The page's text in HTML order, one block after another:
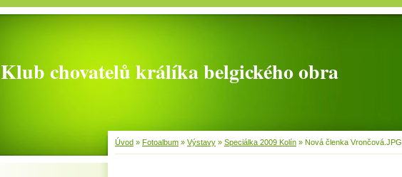
Klub chovatelů králíka belgického obra
Úvod » Fotoalbum » Výstavy » Speciálka 2009 Kolín » Nová členka Vrončová.JPG